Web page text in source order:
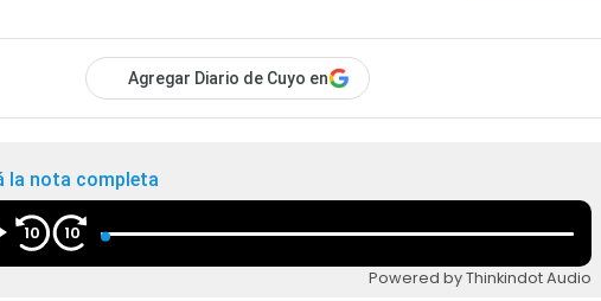
Agregar Diario de Cuyo en
la nota completa
10 10
Powered by Thinkindot Audio